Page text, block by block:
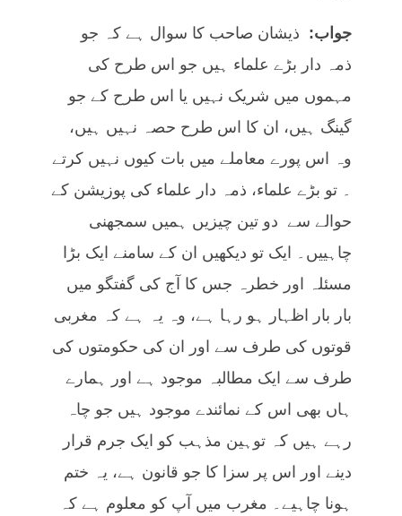
جواب: ذیشان صاحب کا سوال ہے کہ جو
ذمہ دار بڑے علماء ہیں جو اس طرح کی
مہموں میں شریک نہیں یا اس طرح کے جو
گینگ ہیں، ان کا اس طرح حصہ نہیں ہیں،
وہ اس پورے معاملے میں بات کیوں نہیں کرتے
۔ تو بڑے علماء، ذمہ دار علماء کی پوزیشن کے
حوالے سے دو تین چیزیں ہمیں سمجھنی
چاہییں۔ ایک تو دیکھیں ان کے سامنے ایک بڑا
مسئلہ اور خطرہ جس کا آج کی گفتگو میں
بار بار اظہار ہو رہا ہے، وہ یہ ہے کہ مغربی
قوتوں کی طرف سے اور ان کی حکومتوں کی
طرف سے ایک مطالبہ موجود ہے اور ہمارے
ہاں بھی اس کے نمائندے موجود ہیں جو چاہ
رہے ہیں کہ توہین مذہب کو ایک جرم قرار
دینے اور اس پر سزا کا جو قانون ہے، یہ ختم
ہونا چاہیے۔ مغرب میں آپ کو معلوم ہے کہ